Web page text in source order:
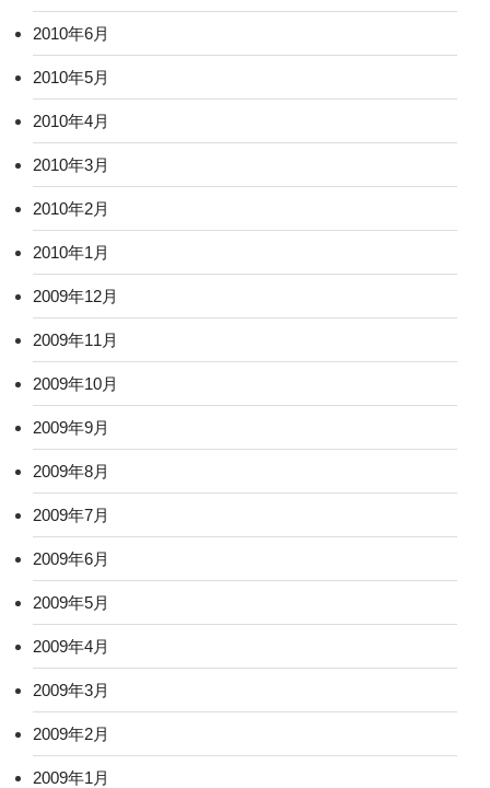
2010年6月
2010年5月
2010年4月
2010年3月
2010年2月
2010年1月
2009年12月
2009年11月
2009年10月
2009年9月
2009年8月
2009年7月
2009年6月
2009年5月
2009年4月
2009年3月
2009年2月
2009年1月